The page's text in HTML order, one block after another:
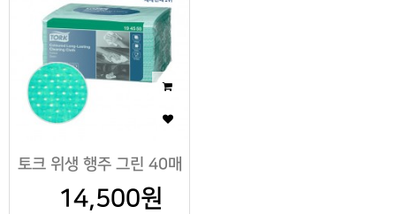
토크 위생 행주 그린 40매
14,500원